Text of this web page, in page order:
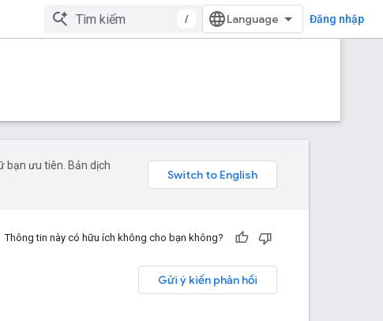
/ Đăng nhập
bạn ưu tiên. Bản dịch
Thông tin này có hữu ích không cho bạn không?
Gửi ý kiến phản hồi